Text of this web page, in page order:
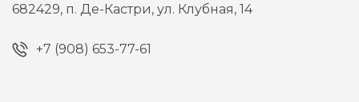
682429, п. Де-Кастри,ул. Клубная, 14
+7 (908) 653-77-61